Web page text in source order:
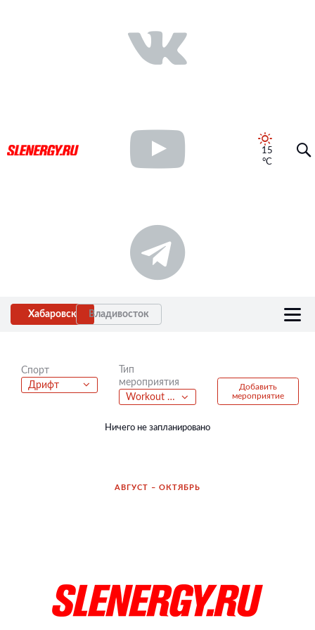
15
°C
Хабаровск Владивосток
Спорт
Дрифт
Тип
мероприятия
Workout Games
Добавить
мероприятие
Ничего не запланировано
АВГУСТ – ОКТЯБРЬ